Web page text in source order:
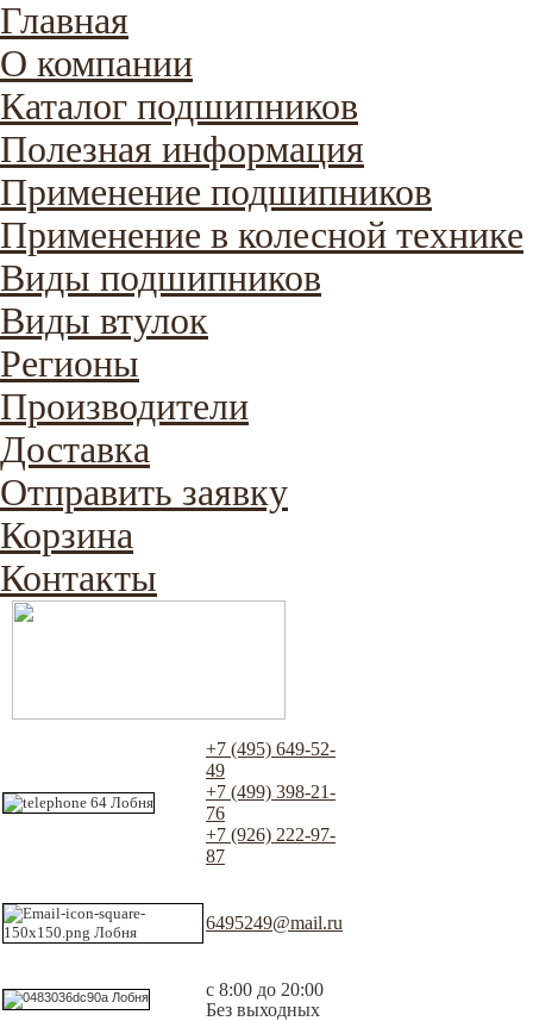
Главная
О компании
Каталог подшипников
Полезная информация
Применение подшипников
Применение в колесной технике
Виды подшипников
Виды втулок
Регионы
Производители
Доставка
Отправить заявку
Корзина
Контакты
+7 (495) 649-52-
49
+7 (499) 398-21-
76
+7 (926) 222-97-
87
6495249@mail.ru
с 8:00 до 20:00
Без выходных